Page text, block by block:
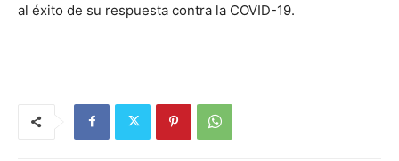
al éxito de su respuesta contra la COVID-19.